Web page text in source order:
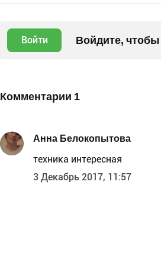
Войти Войдите,
Комментарии 1
Анна Белокопытова
техника интересная
3 Декабрь 2017, 11:57